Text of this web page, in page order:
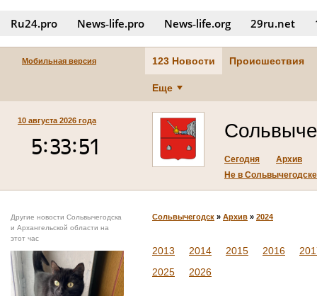
Ru24.pro News‑life.pro News‑life.org 29ru.net
Мобильная версия 123 Новости Происшествия
Еще
10 августа 2026 года
Сегодня
Архив
Не в
Другие новости Сольвычегодска
и Архангельской области на
этот час
Сольвычегодск » Архив » 2024
2013 2014 2015 2016
2025
2026